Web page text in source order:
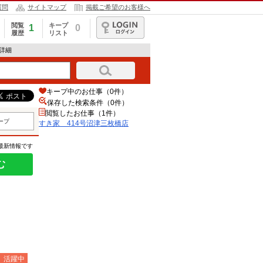
問 サイトマップ 掲載ご希望のお客様へ
閲覧
履歴
1
キープ
リスト
0
ログイン
細
プ
新情報です
活躍中
キープ中のお仕事（0件）
保存した検索条件（0件）
閲覧したお仕事（1件）
すき家 414号沼津三枚橋店